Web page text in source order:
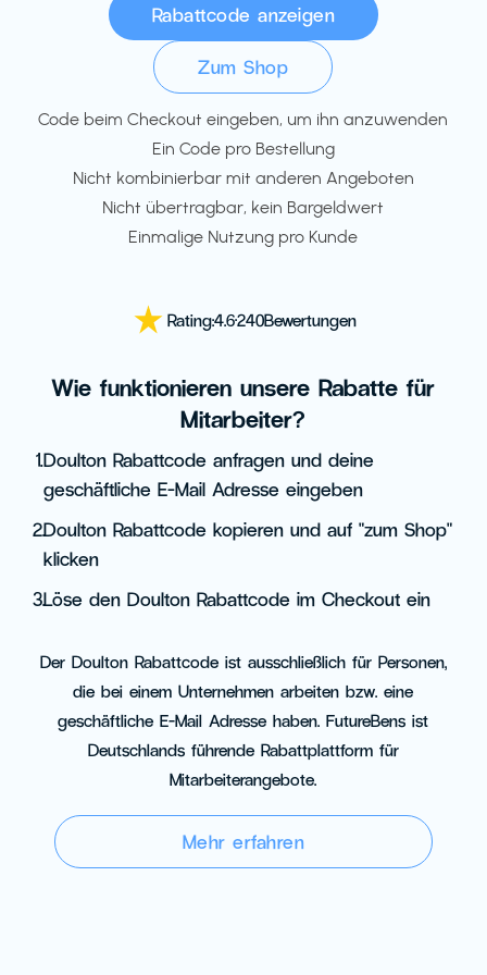
Rabattcode anzeigen
Zum Shop
Code beim Checkout eingeben, um ihn anzuwenden
Ein Code pro Bestellung
Nicht kombinierbar mit anderen Angeboten
Nicht übertragbar, kein Bargeldwert
Einmalige Nutzung pro Kunde
Rating:4.6·240Bewertungen
Wie funktionieren unsere Rabatte für
Mitarbeiter?
1.Doulton Rabattcode anfragen und deine
geschäftliche E-Mail Adresse eingeben
2.Doulton Rabattcode kopieren und auf "zum Shop"
klicken
3.Löse den Doulton Rabattcode im Checkout ein
Der Doulton Rabattcode ist ausschließlich für Personen,
die bei einem Unternehmen arbeiten bzw. eine
geschäftliche E-Mail Adresse haben. FutureBens ist
Deutschlands führende Rabattplattform für
Mitarbeiterangebote.
Mehr erfahren